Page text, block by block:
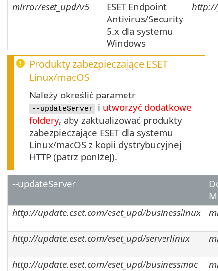
mirror/eset_upd/v5
ESET Endpoint
Antivirus/Security
5.x dla systemu
Windows
http://
Produkty zabezpieczające ESET
Linux/macOS
Należy określić parametr
--updateServer i utworzyć dodatkowe
foldery, aby zaktualizować produkty
zabezpieczające ESET dla systemu
Linux/macOS z kopii dystrybucyjnej
HTTP (patrz poniżej).
--updateServer
http://update.eset.com/eset_upd/businesslinux
http://update.eset.com/eset_upd/serverlinux
http://update.eset.com/eset_upd/businessmac